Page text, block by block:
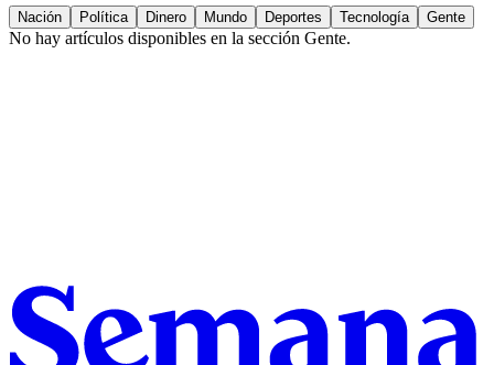
Nación Política Dinero Mundo Deportes Tecnología Gente
No hay artículos disponibles en la sección Gente.